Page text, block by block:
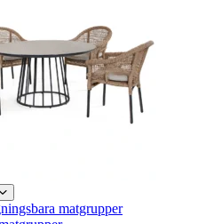
matgrupper